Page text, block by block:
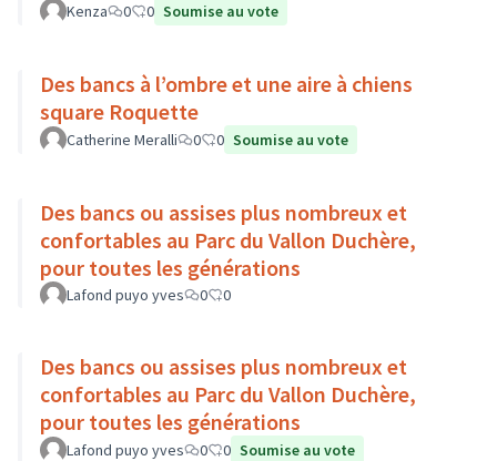
Kenza 0 0 Soumise au vote
Des bancs à l’ombre et une aire à chiens
square Roquette
Catherine Meralli 0 0 Soumise au vote
Des bancs ou assises plus nombreux et
confortables au Parc du Vallon Duchère,
pour toutes les générations
Lafond puyo yves 0 0
Des bancs ou assises plus nombreux et
confortables au Parc du Vallon Duchère,
pour toutes les générations
Lafond puyo yves 0 0 Soumise au vote